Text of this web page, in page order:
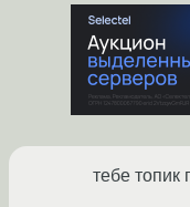
тебе топик